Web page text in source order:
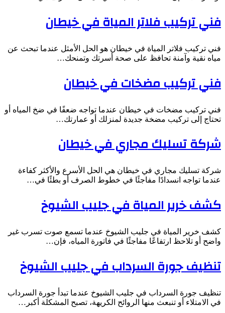
فني تركيب فلاتر المياة في خيطان
فني تركيب فلاتر المياة في خيطان هو الحل الأمثل عندما تبحث عن
مياه نقية وآمنة تحافظ على صحة أسرتك وتمنحك…
فني تركيب مضخات في خيطان
فني تركيب مضخات في خيطان عندما تواجه ضعفًا في ضخ المياه أو
تحتاج إلى تركيب مضخة جديدة لمنزلك أو عمارتك…
شركة تسليك مجاري في خيطان
شركة تسليك مجاري في خيطان هي الحل الأسرع والأكثر كفاءة
عندما تواجه انسدادًا مفاجئًا في خطوط الصرف أو بطئًا في…
كشف خرير المياة في جليب الشيوخ
كشف خرير المياة في جليب الشيوخ عندما تسمع صوت تسرب غير
واضح أو تلاحظ ارتفاعًا مفاجئًا في فاتورة المياه، فإن…
تنظيف جورة السرداب في جليب الشيوخ
تنظيف جورة السرداب في جليب الشيوخ عندما تبدأ جورة السرداب
في الامتلاء أو تنبعث منها الروائح الكريهة، تصبح المشكلة أكبر…